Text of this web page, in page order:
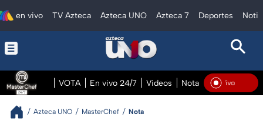
en vivo TV Azteca Azteca UNO Azteca 7 Deportes
VOTA En vivo 24/7 Videos Notas En vivo
En Vivo
Azteca UNO MasterChef Nota